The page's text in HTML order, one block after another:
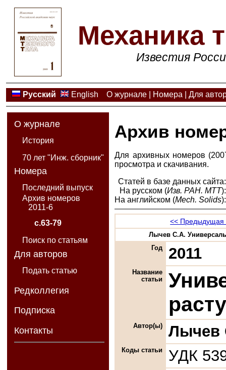
Механика
Известия
Русский English О журнале| Номера Для
О журнале
История
70 лет "Инж. сборник"
Номера
Последний выпуск
Архив номеров
2011-6
с.63-79
Поиск по статьям
Для авторов
Подать статью
Редколлегия
Подписка
Контакты
Архив
Для архивных номеров
просмотра и скачивания.
Статей в базе данных сайта:
На русском (Изв. РАН. МТТ):
На английском (Mech. Solids):
<< Предыдущая
Лычев С.А.
Год
2011
Название
статьи
Автор(ы) Лычев
Коды статьи УДК